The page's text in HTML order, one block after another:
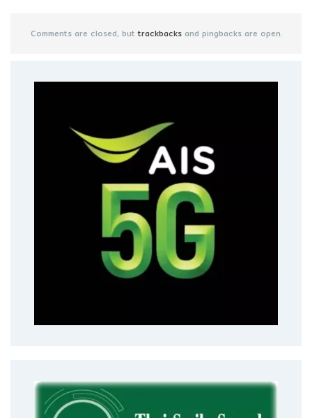
Comments are closed, buttrackbacksand pingbacks are open.